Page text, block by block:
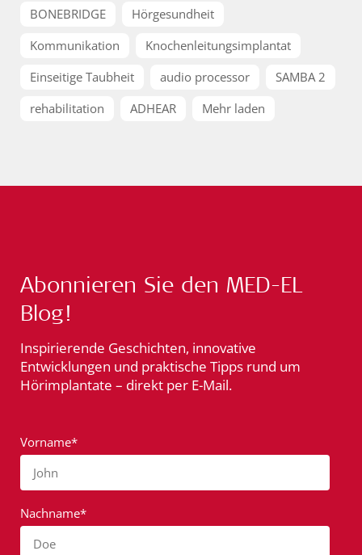
BONEBRIDGE
Hörgesundheit
Kommunikation
Knochenleitungsimplantat
Einseitige Taubheit
audio processor
SAMBA 2
rehabilitation
ADHEAR Mehr laden
Abonnieren Sie den MED-EL
Blog!
Inspirierende Geschichten, innovative
Entwicklungen und praktische Tipps rund um
Hörimplantate – direkt per E-Mail.
Vorname*
John
Nachname*
Doe